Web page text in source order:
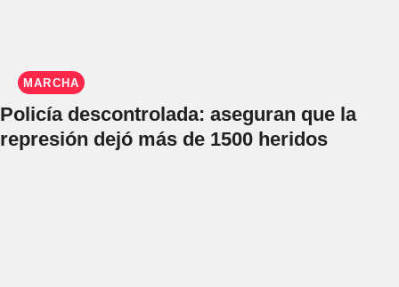
MARCHA
Policía descontrolada: aseguran que la
represión dejó más de 1500 heridos